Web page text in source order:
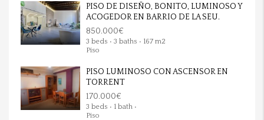
PISO DE DISEÑO, BONITO, LUMINOSO Y
ACOGEDOR EN BARRIO DE LA SEU.
850.000€
3 beds • 3 baths • 167 m2
Piso
PISO LUMINOSO CON ASCENSOR EN
TORRENT
170.000€
3 beds • 1 bath •
Piso